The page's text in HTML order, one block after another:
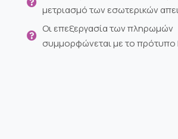
μετριασμό των εσωτερικών
Οι επεξεργασία των πληρωμών
συμμορφώνεται με το πρότυπo